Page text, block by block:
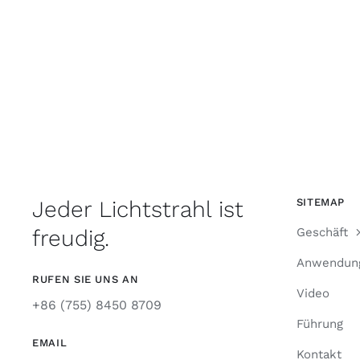
Jeder Lichtstrahl ist
freudig.
RUFEN SIE UNS AN
+86 (755) 8450 8709
EMAIL
SITEMAP
Geschäft
Video
Führung
Kontakt